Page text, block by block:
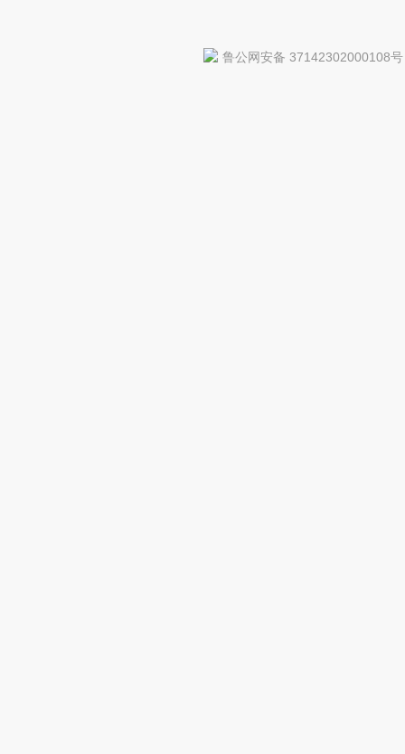
鲁公网安备 37142302000108号